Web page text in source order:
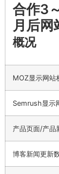
合作3
月后网
概况
MOZ显示网站
Semrush显示
产品页面/产品
博客新闻更新